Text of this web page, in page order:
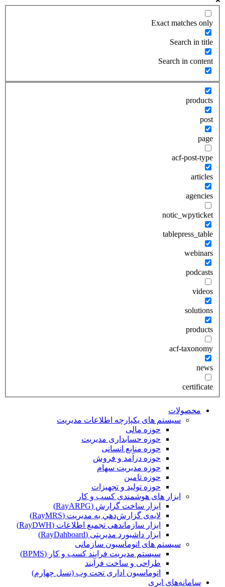
Exact matches only
Search in title
Search in content
products
post
page
acf-post-type
articles
agencies
notic_wpyticket
tablepress_table
webinars
podcasts
videos
solutions
products
acf-taxonomy
news
certificate
محصولات
سیستم های یکپارچه اطلاعات مدیریت
حوزه مالی
حوزه حسابداری مدیریت
حوزه منابع انسانی
حوزه درآمد و فروش
حوزه مدیریت سهام
حوزه تامین
حوزه تولید و تجهیزات
ابزار های هوشمندی کسب و کار
ابزار ساخت گزارش (RayARPG)
لایه‌ی گزارش‌دهي به مديريت (RayMRS)
ابزار سازماندهی تجمیع اطلاعات (RayDWH)
ابزار داشبورد مدیریتی (RayDahboard)
سیستم های اتوماسیون سازمانی
سیستم مدیریت فرایند کسب و کار (BPMS)
طراحی و ساخت فرآیند
اتوماسیون اداری تحت وب (نسل چهارم)
سامانه‌های ابری